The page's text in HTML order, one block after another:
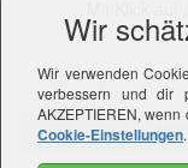
Wir
Wir verwenden
verbessern und dir
AKZEPTIEREN,
Cookie-Einstellungen.